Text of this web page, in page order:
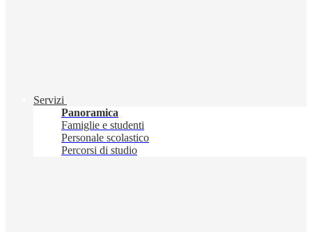
Servizi
Panoramica
Famiglie e studenti
Personale scolastico
Percorsi di studio